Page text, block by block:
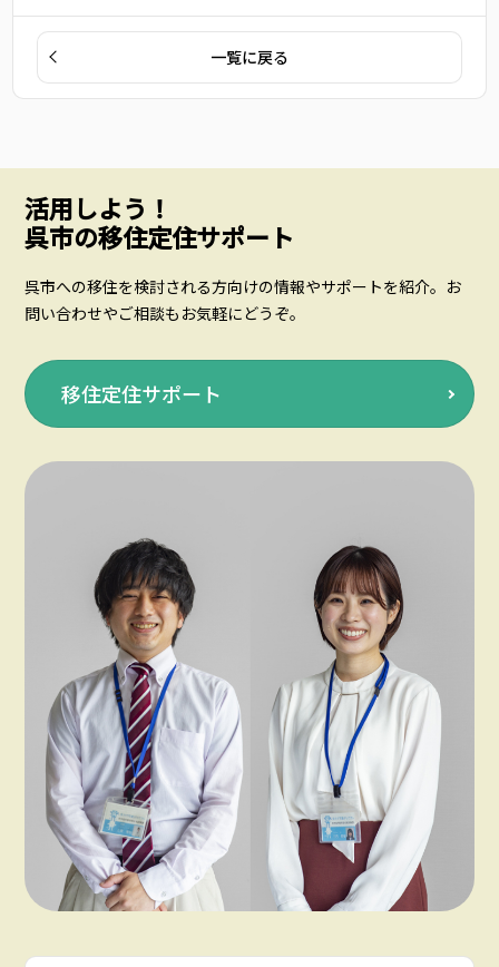
一覧に戻る
活用しよう！
呉市の移住定住サポート
呉市への移住を検討される方向けの情報やサポートを紹介。お
問い合わせやご相談もお気軽にどうぞ。
移住定住サポート